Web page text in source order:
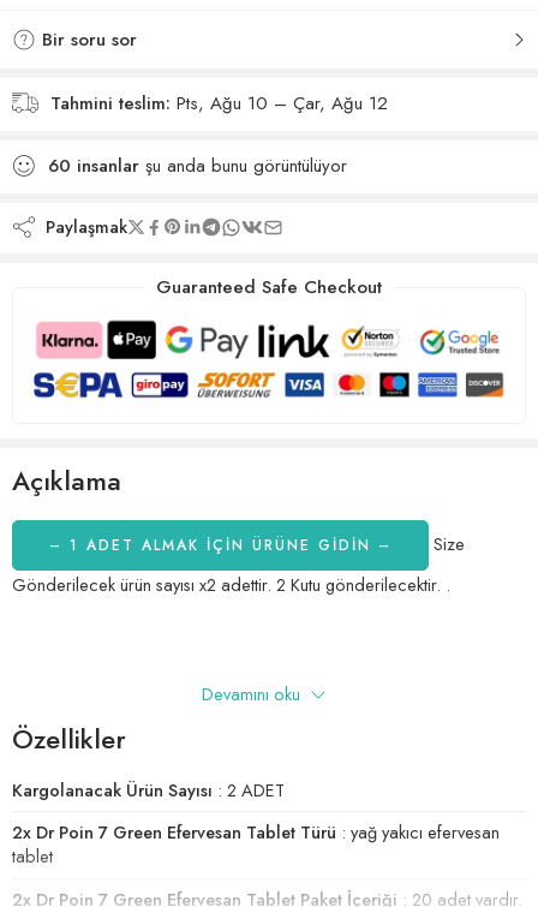
Bir soru sor
Tahmini teslim: Pts, Ağu 10 – Çar, Ağu 12
60 insanlar şu anda bunu görüntülüyor
Paylaşmak
Guaranteed Safe Checkout
Açıklama
– 1 ADET ALMAK IÇIN ÜRÜNE GİDİN –
Size
Gönderilecek ürün sayısı x2 adettir. 2 Kutu gönderilecektir. .
Dr. Poin 7 Green Efervesan Tablet, yağ yakıcı özellikleri ile dikkat
ideal bir seçenek olan bu tablet, aynı zamanda ödem atıcı ve enerji
içeriğindeki doğal bileşenler, vücuttaki yağ yakımını hızlandırarak
zayıflamaya yardımcı olur. Havyar limonu, ananas, yeşil çay, moringa,
spirulina, aloe vera ve klorella gibi güçlü bitkilerin birleşimi,
Devamını oku
Özellikler
Kargolanacak Ürün Sayısı : 2 ADET
2x Dr Poin 7 Green Efervesan Tablet Türü : yağ yakıcı efervesan
tablet
2x Dr Poin 7 Green Efervesan Tablet Paket İçeriği : 20 adet vardır.